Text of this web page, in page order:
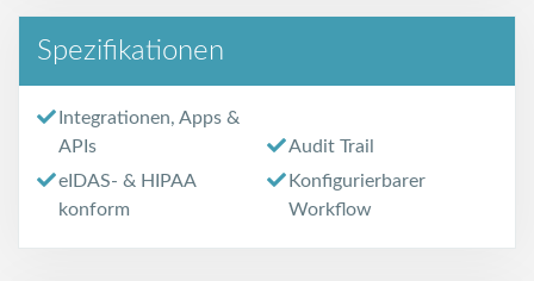
Spezifikationen
Integrationen, Apps &
APIs
Audit Trail
eIDAS- & HIPAA
konform
Konfigurierbarer
Workflow